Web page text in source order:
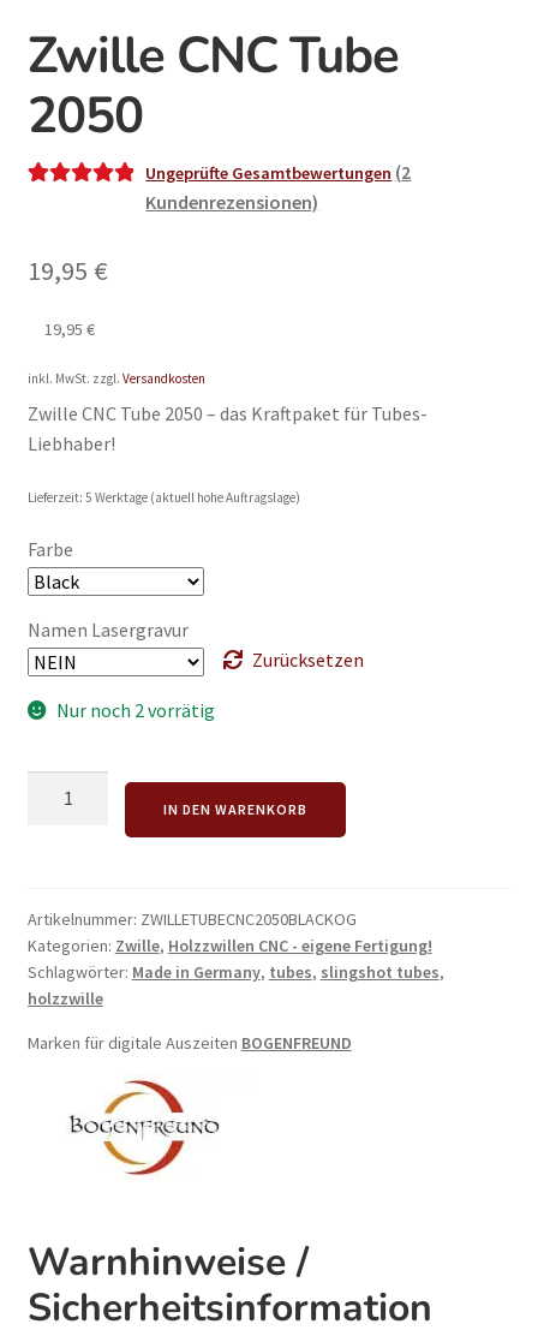
Zwille CNC Tube
2050
basierend auf
Kundenbewe
rtungen
Ungeprüfte Gesamtbewertungen (2
Kundenrezensionen)
19,95 €
19,95€
inkl. MwSt. zzgl. Versandkosten
Zwille CNC Tube 2050 – das Kraftpaket für Tubes-
Liebhaber!
Lieferzeit: 5 Werktage (aktuell hohe Auftragslage)
Farbe
Namen Lasergravur
Zurücksetzen
Nur noch 2 vorrätig
IN DEN WARENKORB
Artikelnummer: ZWILLETUBECNC2050BLACKOG
Kategorien: Zwille, Holzzwillen CNC - eigene Fertigung!
Schlagwörter: Made in Germany, tubes, slingshot tubes,
holzzwille
Marken für digitale Auszeiten BOGENFREUND
Warnhinweise /
Sicherheitsinformation